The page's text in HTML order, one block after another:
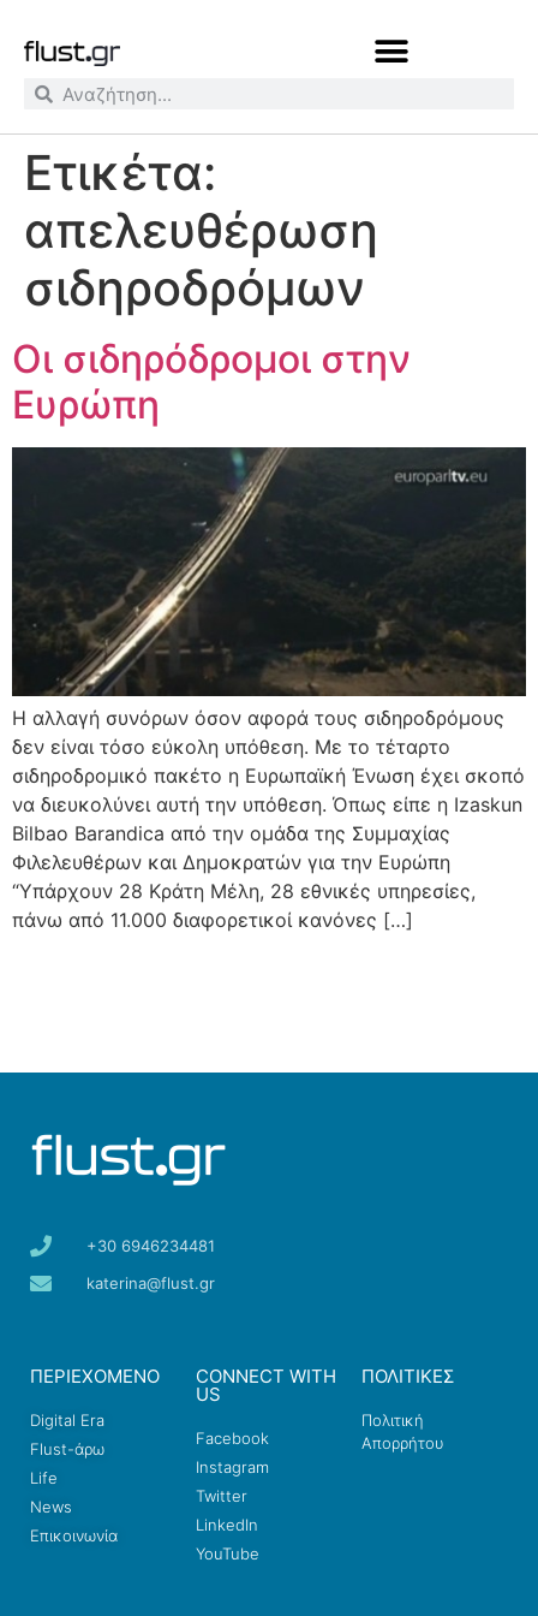
Ετικέτα:
απελευθέρωση
σιδηροδρόμων
Οι σιδηρόδρομοι στην
Ευρώπη
Η αλλαγή συνόρων όσον αφορά τους σιδηροδρόμους
δεν είναι τόσο εύκολη υπόθεση. Με το τέταρτο
σιδηροδρομικό πακέτο η Ευρωπαϊκή Ένωση έχει σκοπό
να διευκολύνει αυτή την υπόθεση. Όπως είπε η Izaskun
Bilbao Barandica από την ομάδα της Συμμαχίας
Φιλελευθέρων και Δημοκρατών για την Ευρώπη
“Υπάρχουν 28 Κράτη Μέλη, 28 εθνικές υπηρεσίες,
πάνω από 11.000 διαφορετικοί κανόνες […]
+30 6946234481
katerina@flust.gr
ΠΕΡΙΕΧΟΜΕΝΟ
Digital Era
Flust-άρω
Life
News
Επικοινωνία
CONNECT WITH
US
Facebook
Instagram
Twitter
LinkedIn
YouTube
ΠΟΛΙΤΙΚΕΣ
Πολιτική
Απορρήτου